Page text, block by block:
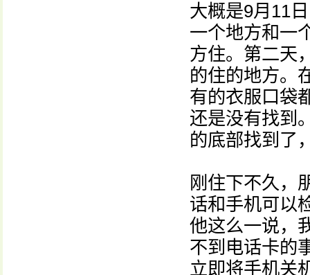
大概是9月11
一个地方和一
方住。第二天
的住的地方。
有的衣服口袋
还是没有找到
的底部找到了
刚住下不久，
话和手机可以
他这么一说，
不到电话卡的
立即将手机关